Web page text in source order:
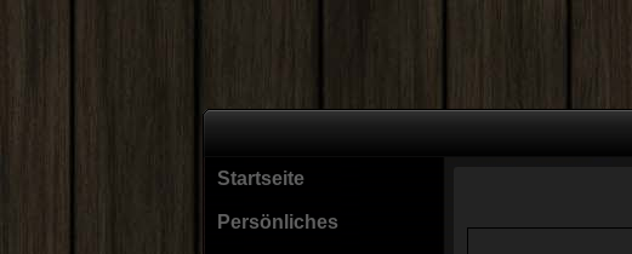
Startseite
Persönliches